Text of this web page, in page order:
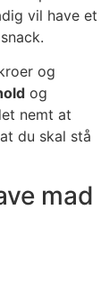
vil have et
og
og
nemt at
du skal stå
mad